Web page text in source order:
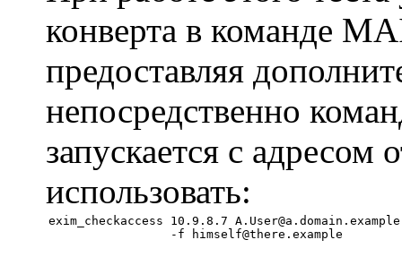
конверта в команде
предоставляя
непосредственно
запускается с адресом
использовать:
exim_checkaccess 10.9.8.7